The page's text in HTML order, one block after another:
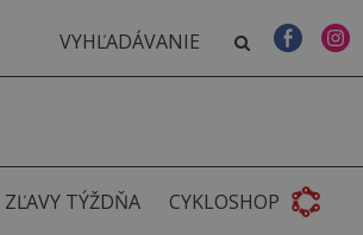
ZĽAVY TÝŽDŇA CYKLOSHOP